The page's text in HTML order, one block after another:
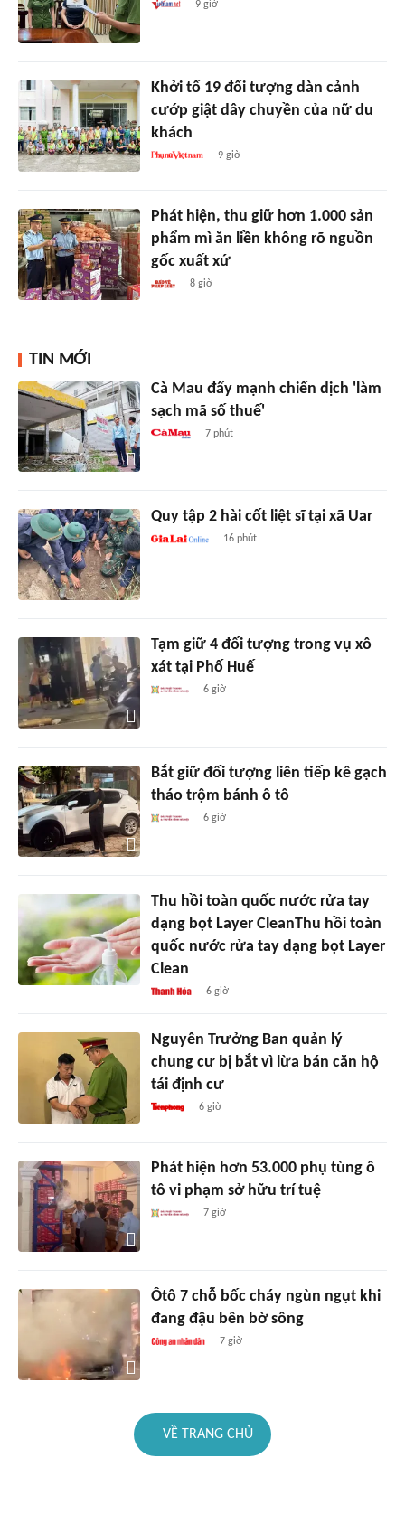
9 giờ
Khởi tố 19 đối tượng dàn cảnh
cướp giật dây chuyền của nữ du
khách
9 giờ
Phát hiện, thu giữ hơn 1.000 sản
phẩm mì ăn liền không rõ nguồn
gốc xuất xứ
8 giờ
TIN MỚI
Cà Mau đẩy mạnh chiến dịch 'làm
sạch mã số thuế'
7 phút
Quy tập 2 hài cốt liệt sĩ tại xã Uar
16 phút
Tạm giữ 4 đối tượng trong vụ xô
xát tại Phố Huế
6 giờ
Bắt giữ đối tượng liên tiếp kê gạch
tháo trộm bánh ô tô
6 giờ
Thu hồi toàn quốc nước rửa tay
dạng bọt Layer CleanThu hồi toàn
quốc nước rửa tay dạng bọt Layer
Clean
6 giờ
Nguyên Trưởng Ban quản lý
chung cư bị bắt vì lừa bán căn hộ
tái định cư
6 giờ
Phát hiện hơn 53.000 phụ tùng ô
tô vi phạm sở hữu trí tuệ
7 giờ
Ôtô 7 chỗ bốc cháy ngùn ngụt khi
đang đậu bên bờ sông
7 giờ
VỀ TRANG CHỦ